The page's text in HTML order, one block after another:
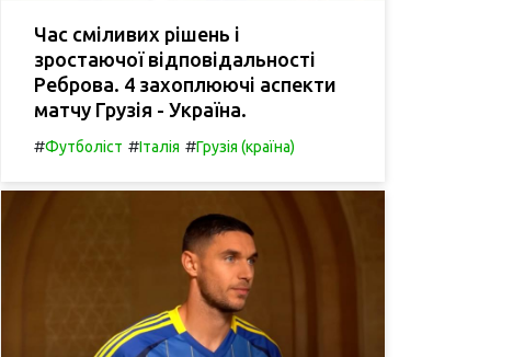
Час сміливих рішень і
зростаючої відповідальності
Реброва. 4 захоплюючі аспекти
матчу Грузія - Україна.
#Футболіст #Італія #Грузія (країна)